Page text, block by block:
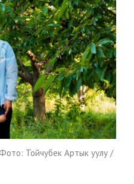
Тойчубек Артык уулу /